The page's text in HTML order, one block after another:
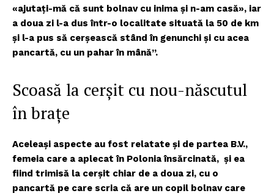
«ajutați-mă că sunt bolnav cu inima și n-am casă», iar
a doua zi l-a dus într-o localitate situată la 50 de km
și l-a pus să cerșească stând în genunchi și cu acea
pancartă, cu un pahar în mână”.
Scoasă la cerșit cu nou-născutul
în brațe
Aceleași aspecte au fost relatate și de partea B.V.,
femeia care a aplecat în Polonia însărcinată, și ea
fiind trimisă la cerșit chiar de a doua zi, cu o
pancartă pe care scria că are un copil bolnav care